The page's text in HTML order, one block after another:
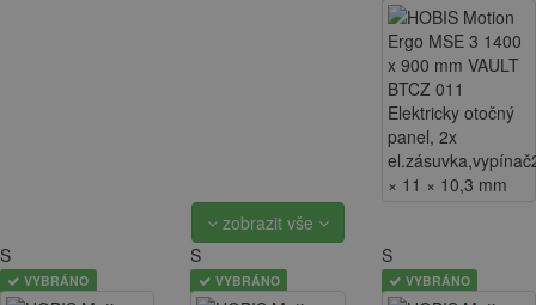
zobrazit vše
S
VYBRÁNO
S
VYBRÁNO
S
VYBRÁNO